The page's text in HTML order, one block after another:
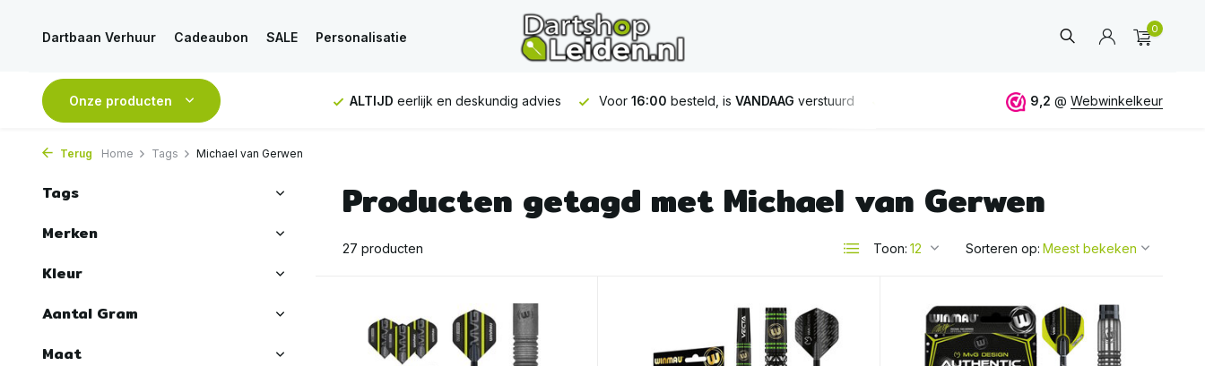
Dartbaan Verhuur Cadeaubon SALE Personalisatie
Account
0
Onze producten
verzending vanaf 50€ ALTIJD eerlijk en deskundig advies Voor16:00besteld, is VANDAAGverstuurd GRATIS verzending vanaf 50€ ALTIJDeerlijk en deskundig advies
9,2 @ Webwinkelkeur
Terug Home Tags Michael van Gerwen
Tags
Merken
Kleur
Aantal Gram
Maat
Producten getagd met Michael van Gerwen
27 producten Toon: Sorteren op: